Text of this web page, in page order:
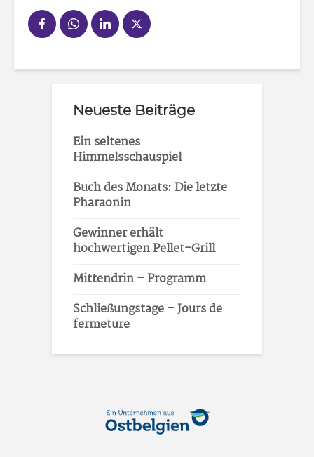
Neueste Beiträge
Ein seltenes
Himmelsschauspiel
Buch des Monats: Die letzte
Pharaonin
Gewinner erhält
hochwertigen Pellet-Grill
Mittendrin – Programm
Schließungstage – Jours de
fermeture